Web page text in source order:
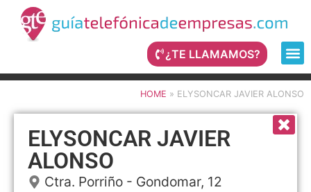
¿TE LLAMAMOS?
HOME » ELYSONCAR JAVIER ALONSO
ELYSONCAR JAVIER
ALONSO
Ctra. Porriño - Gondomar, 12